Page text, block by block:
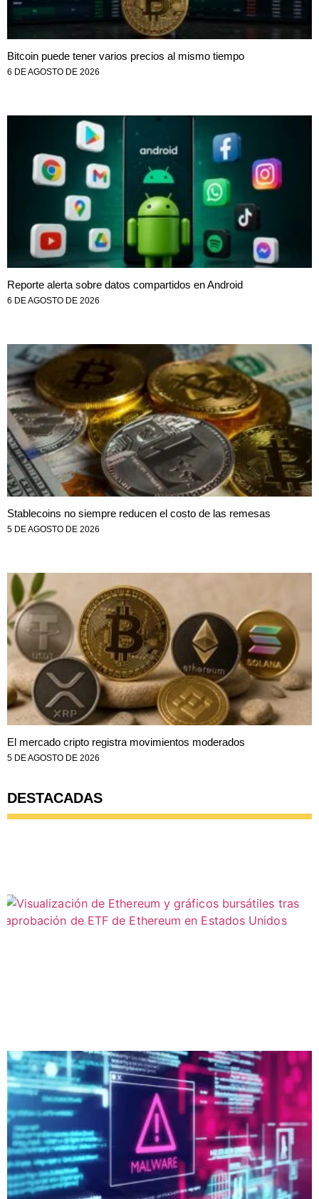
Bitcoin puede tener varios precios al mismo tiempo
6 DE AGOSTO DE 2026
Reporte alerta sobre datos compartidos en Android
6 DE AGOSTO DE 2026
Stablecoins no siempre reducen el costo de las remesas
5 DE AGOSTO DE 2026
El mercado cripto registra movimientos moderados
5 DE AGOSTO DE 2026
DESTACADAS